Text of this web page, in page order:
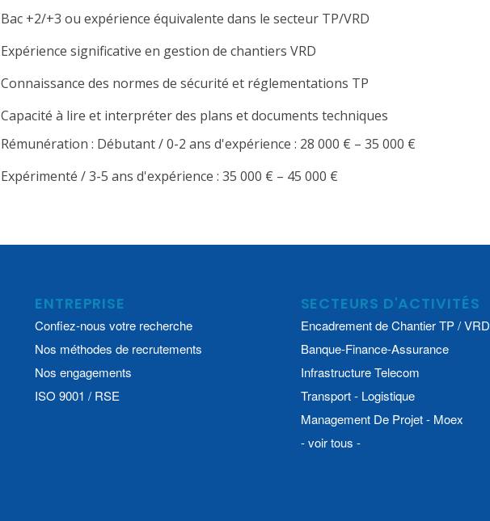
Bac +2/+3 ou expérience équivalente dans le secteur TP/VRD
Expérience significative en gestion de chantiers VRD
Connaissance des normes de sécurité et réglementations TP
Capacité à lire et interpréter des plans et documents techniques
Rémunération : Débutant / 0-2 ans d'expérience : 28 000 € – 35 000 €
Expérimenté / 3-5 ans d'expérience : 35 000 € – 45 000 €
ENTREPRISE
Confiez-nous votre recherche
Nos méthodes de recrutements
Nos engagements
ISO 9001 / RSE
SECTEURS D'ACTIVITÉS
Encadrement de Chantier TP / VRD
Banque-Finance-Assurance
Infrastructure Telecom
Transport - Logistique
Management De Projet - Moex
- voir tous -